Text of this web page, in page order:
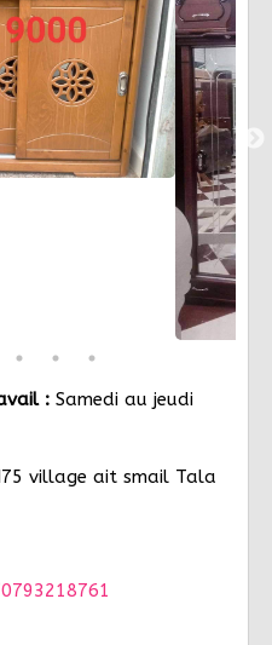
: Samedi au jeudi
village ait smail Tala